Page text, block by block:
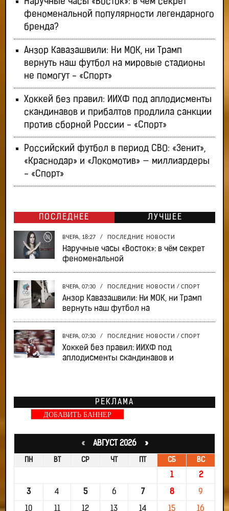
феноменальной популярности легендарного
бренда?
Анзор Кавазашвили: Ни МОК, ни Трамп
вернуть наш футбол на мировые стадионы
не помогут - «Спорт»
Хоккей без правил: ИИХФ под аплодисменты
скандинавов и прибалтов продлила санкции
против сборной России - «Спорт»
Российский футбол в период СВО: «Зенит»,
«Краснодар» и «Локомотив» — миллиардеры
- «Спорт»
ПОСЛЕДНЕЕ ЛУЧШЕЕ
ВЧЕРА, 18:27 / ПОСЛЕДНИЕ НОВОСТИ
Наручные часы «Восток»: в чём секрет
феноменальной
ВЧЕРА, 07:30 / ПОСЛЕДНИЕ НОВОСТИ / СПОРТ
Анзор Кавазашвили: Ни МОК, ни Трамп
вернуть наш футбол на
ВЧЕРА, 07:30 / ПОСЛЕДНИЕ НОВОСТИ / СПОРТ
Хоккей без правил: ИИХФ под
аплодисменты скандинавов и
РЕКЛАМА
ДОБАВИТЬ БАННЕР
«АВГУСТ 2026 »
ПН ВТ СР ЧТ ПТ СБ ВС
1 2
3 4 5 6 7 8 9
10 11 12 13 14 15 16